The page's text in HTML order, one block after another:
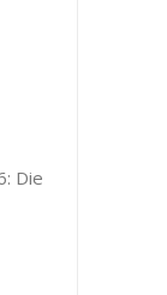
Die